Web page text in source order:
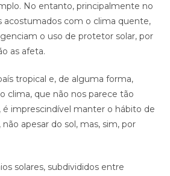
No entanto, principalmente no
acostumados com o clima quente,
o uso de protetor solar, por
as afeta.
tropical e, de alguma forma,
clima, que não nos parece tão
imprescindível manter o hábito de
apesar do sol, mas, sim, por
solares, subdivididos entre